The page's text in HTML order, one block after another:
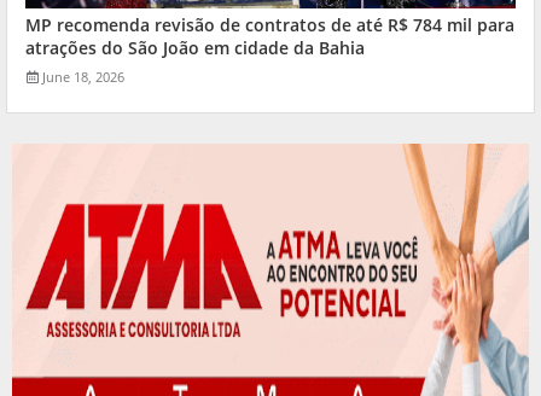
MP recomenda revisão de contratos de até R$ 784 mil para
atrações do São João em cidade da Bahia
June 18, 2026